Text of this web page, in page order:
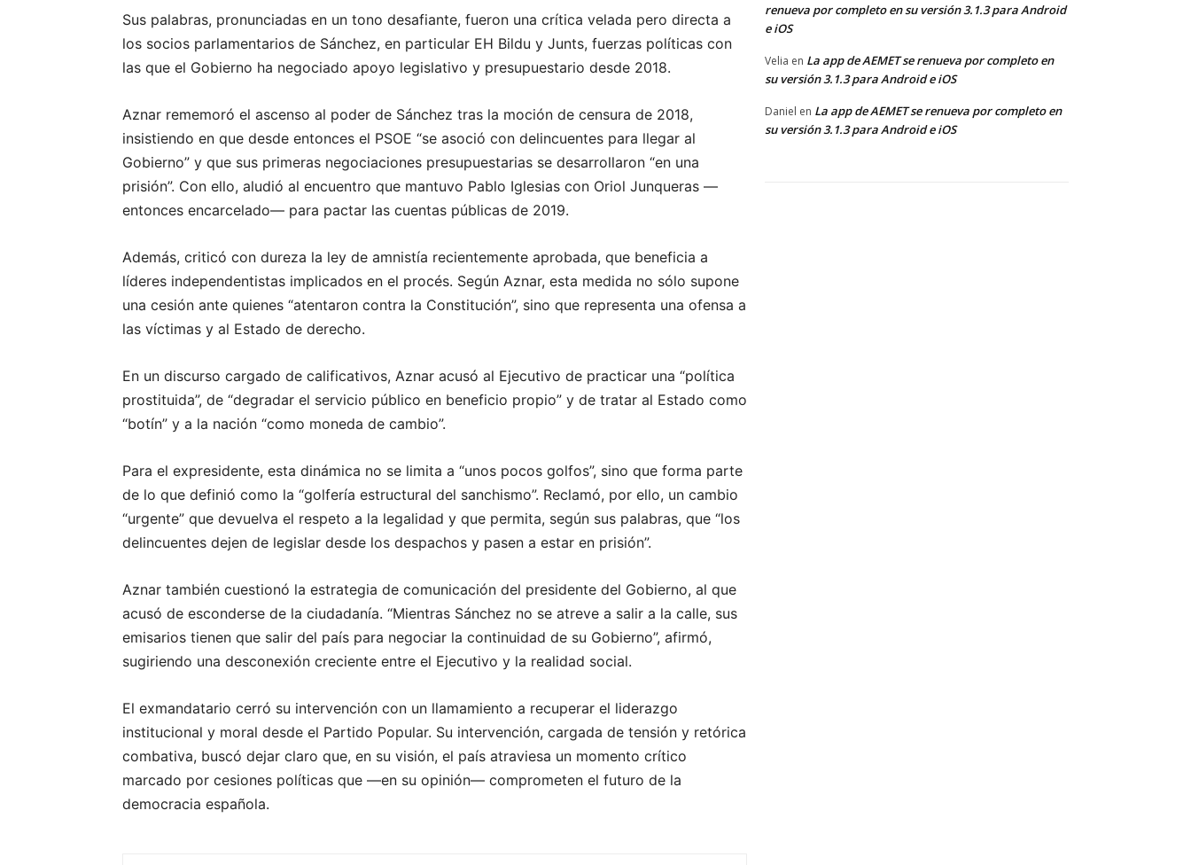
Sus palabras, pronunciadas en un tono desafiante, fueron una crítica velada pero directa a
los socios parlamentarios de Sánchez, en particular EH Bildu y Junts, fuerzas políticas con
las que el Gobierno ha negociado apoyo legislativo y presupuestario desde 2018.
Aznar rememoró el ascenso al poder de Sánchez tras la moción de censura de 2018,
insistiendo en que desde entonces el PSOE “se asoció con delincuentes para llegar al
Gobierno” y que sus primeras negociaciones presupuestarias se desarrollaron “en una
prisión”. Con ello, aludió al encuentro que mantuvo Pablo Iglesias con Oriol Junqueras —
entonces encarcelado— para pactar las cuentas públicas de 2019.
Además, criticó con dureza la ley de amnistía recientemente aprobada, que beneficia a
líderes independentistas implicados en el procés. Según Aznar, esta medida no sólo supone
una cesión ante quienes “atentaron contra la Constitución”, sino que representa una ofensa a
las víctimas y al Estado de derecho.
En un discurso cargado de calificativos, Aznar acusó al Ejecutivo de practicar una “política
prostituida”, de “degradar el servicio público en beneficio propio” y de tratar al Estado como
“botín” y a la nación “como moneda de cambio”.
Para el expresidente, esta dinámica no se limita a “unos pocos golfos”, sino que forma parte
de lo que definió como la “golfería estructural del sanchismo”. Reclamó, por ello, un cambio
“urgente” que devuelva el respeto a la legalidad y que permita, según sus palabras, que “los
delincuentes dejen de legislar desde los despachos y pasen a estar en prisión”.
Aznar también cuestionó la estrategia de comunicación del presidente del Gobierno, al que
acusó de esconderse de la ciudadanía. “Mientras Sánchez no se atreve a salir a la calle, sus
emisarios tienen que salir del país para negociar la continuidad de su Gobierno”, afirmó,
sugiriendo una desconexión creciente entre el Ejecutivo y la realidad social.
El exmandatario cerró su intervención con un llamamiento a recuperar el liderazgo
institucional y moral desde el Partido Popular. Su intervención, cargada de tensión y retórica
combativa, buscó dejar claro que, en su visión, el país atraviesa un momento crítico
marcado por cesiones políticas que —en su opinión— comprometen el futuro de la
democracia española.
renueva por completo en su versión 3.1.3 para Android
e iOS
Velia en La app de AEMET se renueva por completo en
su versión 3.1.3 para Android e iOS
Daniel en La app de AEMET se renueva por completo en
su versión 3.1.3 para Android e iOS